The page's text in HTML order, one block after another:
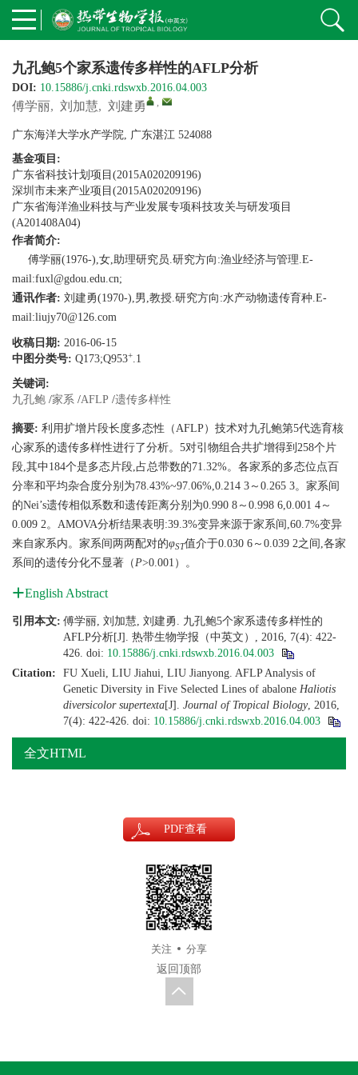
九孔鲍5个家系遗传多样性的AFLP分析
DOI: 10.15886/j.cnki.rdswxb.2016.04.003
傅学丽, 刘加慧, 刘建勇 ,
广东海洋大学水产学院, 广东湛江 524088
基金项目:
广东省科技计划项目(2015A020209196)
深圳市未来产业项目(2015A020209196)
广东省海洋渔业科技与产业发展专项科技攻关与研发项目
(A201408A04)
作者简介:
傅学丽(1976-),女,助理研究员.研究方向:渔业经济与管理.E-
mail:fuxl@gdou.edu.cn;
通讯作者: 刘建勇(1970-),男,教授.研究方向:水产动物遗传育种.E-
mail:liujy70@126.com
收稿日期: 2016-06-15
中图分类号: Q173;Q953+.1
关键词:
九孔鲍 /家系 /AFLP /遗传多样性
摘要: 利用扩增片段长度多态性（AFLP）技术对九孔鲍第5代选育核
心家系的遗传多样性进行了分析。5对引物组合共扩增得到258个片
段,其中184个是多态片段,占总带数的71.32%。各家系的多态位点百
分率和平均杂合度分别为78.43%~97.06%,0.214 3～0.265 3。家系间
的Nei’s遗传相似系数和遗传距离分别为0.990 8～0.998 6,0.001 4～
0.009 2。AMOVA分析结果表明:39.3%变异来源于家系间,60.7%变异
来自家系内。家系间两两配对的φST值介于0.030 6～0.039 2之间,各家
系间的遗传分化不显著（P>0.001）。
English Abstract
引用本文: 傅学丽, 刘加慧, 刘建勇. 九孔鲍5个家系遗传多样性的
AFLP分析[J]. 热带生物学报（中英文）, 2016, 7(4): 422-
426. doi: 10.15886/j.cnki.rdswxb.2016.04.003
Citation:
FU Xueli, LIU Jiahui, LIU Jianyong. AFLP Analysis of
Genetic Diversity in Five Selected Lines of abalone Haliotis
diversicolor supertexta[J]. Journal of Tropical Biology, 2016,
7(4): 422-426. doi: 10.15886/j.cnki.rdswxb.2016.04.003
全文HTML
PDF查看
关注
分享
返回顶部